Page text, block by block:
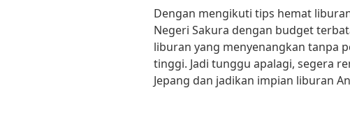
Dengan mengikuti tips hemat
Negeri Sakura dengan budget
liburan yang menyenangkan tanpa
tinggi. Jadi tunggu apalagi, segera
Jepang dan jadikan impian liburan